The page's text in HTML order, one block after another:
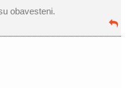
obavesteni.